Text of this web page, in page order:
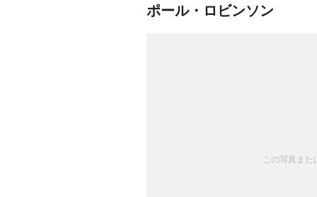
ポール・ロビンソン
この写真ま